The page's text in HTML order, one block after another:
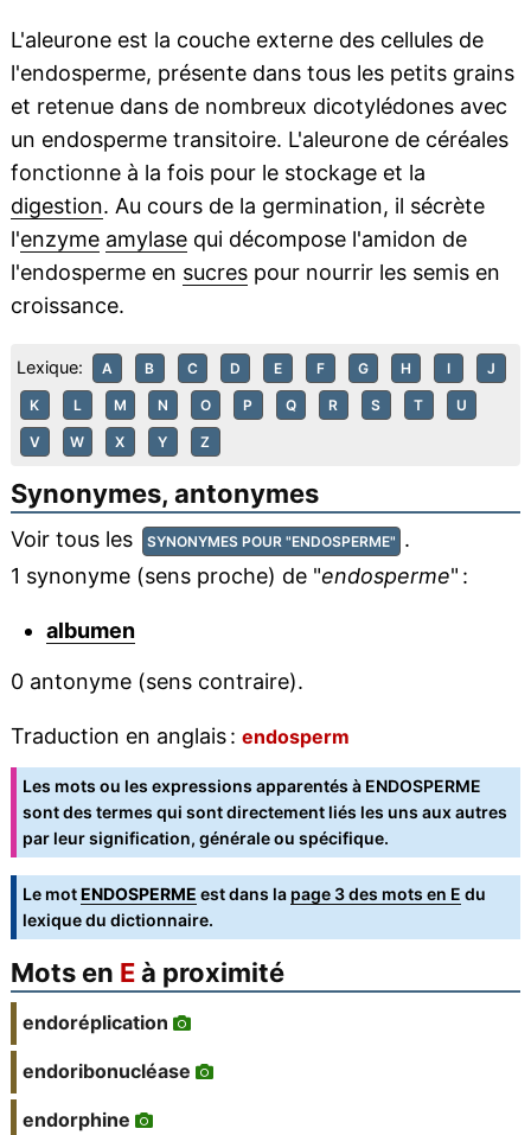
L'aleurone est la couche externe des cellules de
l'endosperme, présente dans tous les petits grains
et retenue dans de nombreux dicotylédones avec
un endosperme transitoire. L'aleurone de céréales
fonctionne à la fois pour le stockage et la
digestion. Au cours de la germination, il sécrète
l'enzyme amylasequi décompose l'amidon de
l'endosperme en sucrespour nourrir les semis en
croissance.
Lexique: A B C D E F G H I J
K L M N O P Q R S T U
V W X Y Z
Synonymes, antonymes
Voir tous les SYNONYMES POUR "ENDOSPERME" .
1 synonyme (sens proche) de "endosperme" :
albumen
0 antonyme (sens contraire).
Traduction en anglais : endosperm
Les mots ou les expressions apparentés à ENDOSPERME
sont des termes qui sont directement liés les uns aux autres
par leur signification, générale ou spécifique.
Le motENDOSPERME est dans la page 3 des mots en E du
lexique du dictionnaire.
Mots en Eà proximité
endoréplication
endoribonucléase
endorphine